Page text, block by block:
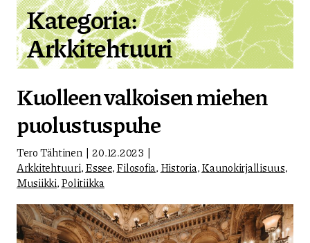
Kategoria:
Arkkitehtuuri
Kuolleen valkoisen miehen
puolustuspuhe
Tero Tähtinen
20.12.2023
Arkkitehtuuri,Essee,Filosofia, Historia,Kaunokirjallisuus,
Musiikki,Politiikka